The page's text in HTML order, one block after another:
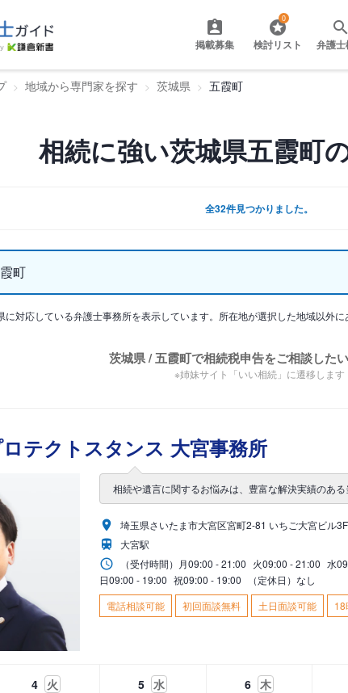
掲載募集
0
検討リスト 弁護
地域から専門家を探す 茨城県 五霞町
相続に強い茨城県五霞町
全32件見つかりました。
町
に対応している弁護士事務所を表示しています。所在地が選択した地域以外
茨城県 / 五霞町で相続税申告をご相談した
※姉妹サイト「いい相続」に遷移します
テクトスタンス 大宮事務所
相続や遺言に関するお悩みは、豊富な解決実績のある
埼玉県さいたま市大宮区宮町2-81 いちご大宮ビル3F
大宮駅
（受付時間） 月09:00 - 21:00 火09:00 - 21:00 水
日09:00 - 19:00 祝09:00 - 19:00
（定休日）なし
電話相談可能
初回面談無料 土日面談可能
4 火 5 水 6 木